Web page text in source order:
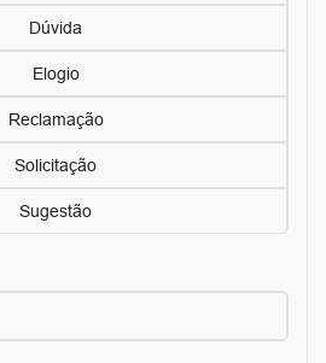
Dúvida
Elogio
Reclamação
Solicitação
Sugestão